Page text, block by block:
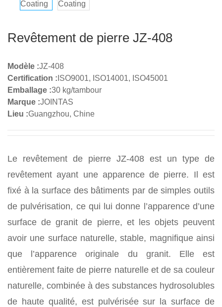
Revêtement de pierre JZ-408
Modèle :JZ-408
Certification : ISO9001, ISO14001, ISO45001
Emballage :30 kg/tambour
Marque :JOINTAS
Lieu :Guangzhou, Chine
Le revêtement de pierre JZ-408 est un type de
revêtement ayant une apparence de pierre. Il est
fixé à la surface des bâtiments par de simples outils
de pulvérisation, ce qui lui donne l’apparence d’une
surface de granit de pierre, et les objets peuvent
avoir une surface naturelle, stable, magnifique ainsi
que l’apparence originale du granit. Elle est
entièrement faite de pierre naturelle et de sa couleur
naturelle, combinée à des substances hydrosolubles
de haute qualité, est pulvérisée sur la surface de